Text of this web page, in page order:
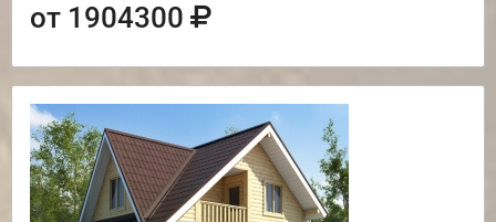
от 1904300